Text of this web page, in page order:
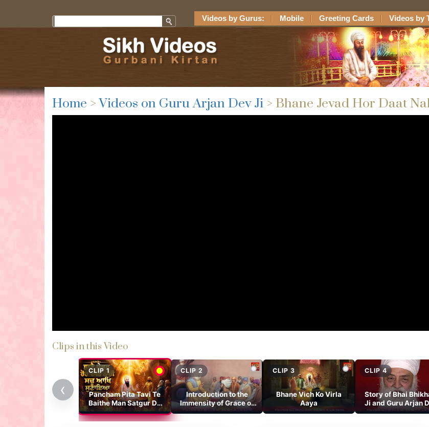
Videos by Gurus: Mobile Greeting Cards Videos by
Home >Videos on Guru Arjan Dev Ji > Bhane Jevad Hor Daat
Clips in this Video
‹
CLIP 1
Pancham Pita Tavi Te
Baithe Man Satgur Da
Bhan
CLIP 2
Introduction to the
Immensity of Grace of
Sri Guru Arjan Dev Ji
CLIP 3
Bhane Vich Ko Virla
Aaya
CLIP 4
Story of Bhai
Ji and Guru Arjan
Ji